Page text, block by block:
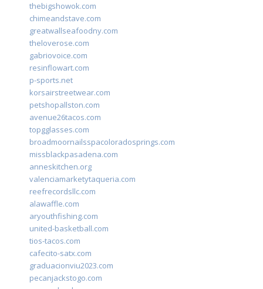
thebigshowok.com
chimeandstave.com
greatwallseafoodny.com
theloverose.com
gabriovoice.com
resinflowart.com
p-sports.net
korsairstreetwear.com
petshopallston.com
avenue26tacos.com
topgglasses.com
broadmoornailsspacoloradosprings.com
missblackpasadena.com
anneskitchen.org
valenciamarketytaqueria.com
reefrecordsllc.com
alawaffle.com
aryouthfishing.com
united-basketball.com
tios-tacos.com
cafecito-satx.com
graduacionviu2023.com
pecanjackstogo.com